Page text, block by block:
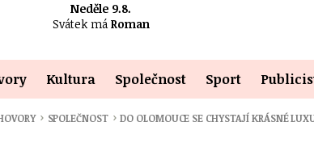
Neděle 9.8.
Svátek má Roman
Kultura Společnost Sport
› SPOLEČNOST › DO OLOMOUCE SE CHYSTAJÍ KRÁSNÉ